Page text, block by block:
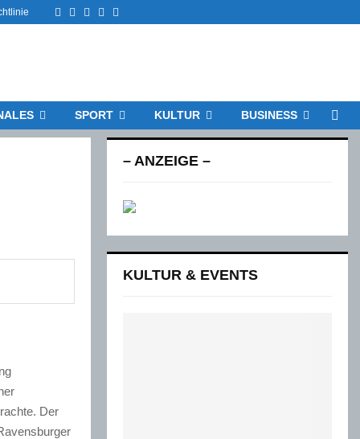
Facebook
TwitterInstagram
Email
SPORT KULTUR BUSINESS
Der
– ANZEIGE –
KULTUR & EVENTS